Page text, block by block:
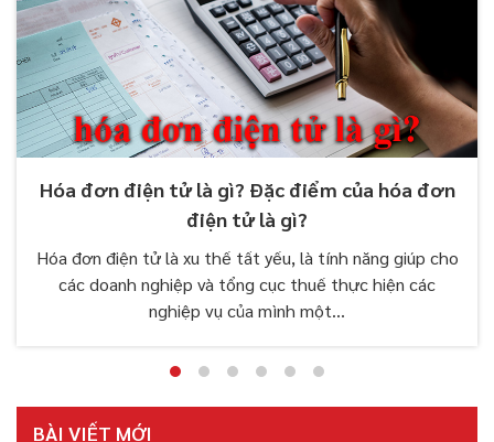
BÀI VIẾT MỚI
Hóa đơn điện tử là gì? Đặc điểm của hóa đơn
điện tử là gì?
Hóa đơn điện tử là xu thế tất yếu, là tính năng giúp cho
các doanh nghiệp và tổng cục thuế thực hiện các
nghiệp vụ của mình một...